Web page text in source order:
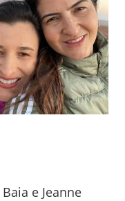
e Jeanne